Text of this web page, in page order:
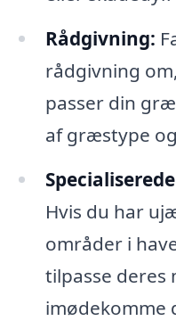
Rådgivning:
rådgivning
passer din
af græstype
Hvis du har
områder i
tilpasse deres
imødekomme